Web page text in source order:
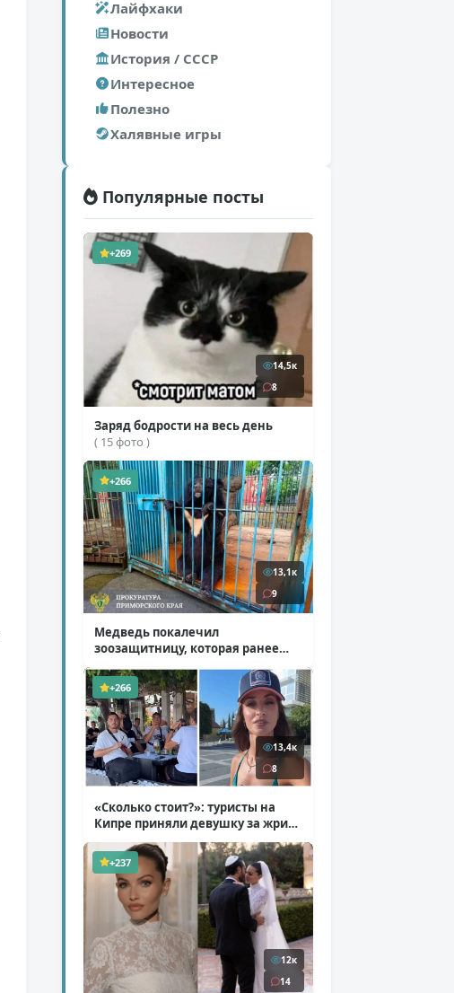
Лайфхаки
Новости
История / СССР
Интересное
Полезно
Халявные игры
Популярные посты
+269
14,5к
8
Заряд бодрости на весь день
( 15 фото )
+266
13,1к
9
Медведь покалечил
зоозащитницу, которая ранее
+266
13,4к
8
«Сколько стоит?»: туристы на
Кипре приняли девушку за жрицу
любви( 1 фото + 1 видео )
+237
12к
14